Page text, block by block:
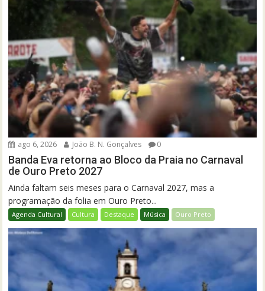
ago 6, 2026 João B. N. Gonçalves 0
Banda Eva retorna ao Bloco da Praia no Carnaval
de Ouro Preto 2027
Ainda faltam seis meses para o Carnaval 2027, mas a
programação da folia em Ouro Preto...
Agenda Cultural Cultura Destaque Música Ouro Preto